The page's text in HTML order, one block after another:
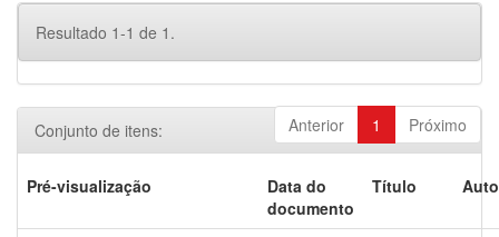
Resultado 1-1 de 1.
Anterior 1 Próximo
Conjunto de itens:
Pré-visualização
Data do
documento
Título